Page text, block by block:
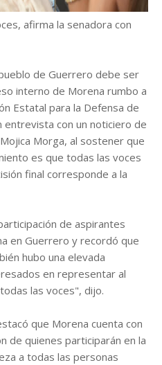
afirma la senadora con
de Guerrero debe ser
interno de Morena rumbo a
Estatal para la Defensa de
con un noticiero de
Morga, al sostener que
es que todas las voces
final corresponde a la
de aspirantes
en Guerrero y recordó que
hubo una elevada
en representar al
las voces", dijo.
que Morena cuenta con
de quienes participarán en la
a todas las personas